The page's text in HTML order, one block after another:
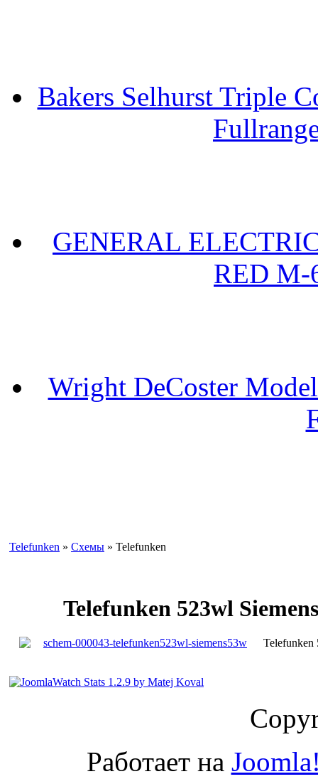
Bakers Selhurst Triple
GENERAL
RED M-
Wright DeCoster
Telefunken » Схемы » Telefunken
Telefunken 523wl
Telefunken
Работает на